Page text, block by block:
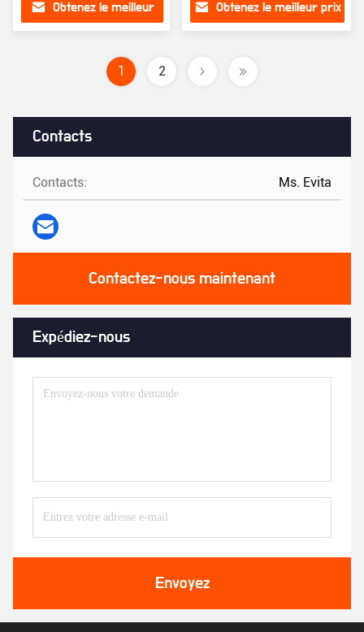
Contacts
Contacts: Ms. Evita
Contactez-nous maintenant
Expédiez-nous
Envoyez
en métal complet
Obtenez le meilleur Obtenez le meilleur prix
1 2